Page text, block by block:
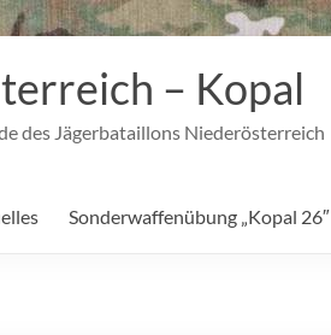
– Kopal
des Jägerbataillons Niederösterreich
Sonderwaffenübung „Kopal 26″